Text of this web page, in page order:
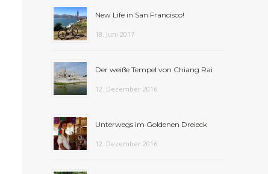
New Life in San Francisco!
18. Juni 2017
Der weiße Tempel von Chiang Rai
12. Dezember 2016
Unterwegs im Goldenen Dreieck
12. Dezember 2016